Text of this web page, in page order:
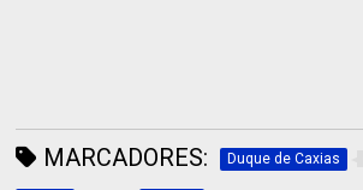
MARCADORES: Duque de Caxias